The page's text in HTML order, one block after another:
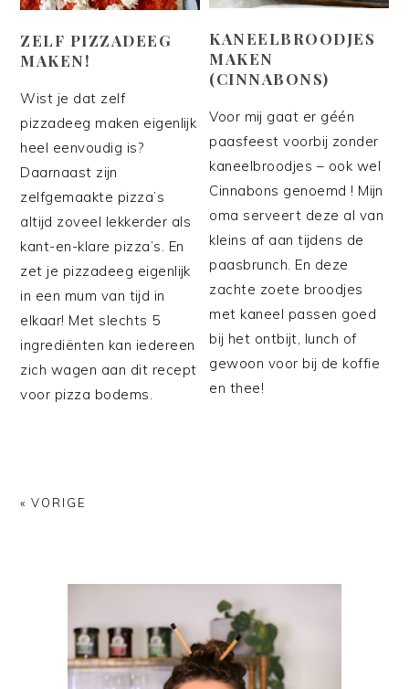
ZELF PIZZADEEG
MAKEN!
Wist je dat zelf
pizzadeeg maken eigenlijk
heel eenvoudig is?
Daarnaast zijn
zelfgemaakte pizza’s
altijd zoveel lekkerder als
kant-en-klare pizza’s. En
zet je pizzadeeg eigenlijk
in een mum van tijd in
elkaar! Met slechts 5
ingrediënten kan iedereen
zich wagen aan dit recept
voor pizza bodems.
KANEELBROODJES
MAKEN
(CINNABONS)
Voor mij gaat er géén
paasfeest voorbij zonder
kaneelbroodjes – ook wel
Cinnabons genoemd ! Mijn
oma serveert deze al van
kleins af aan tijdens de
paasbrunch. En deze
zachte zoete broodjes
met kaneel passen goed
bij het ontbijt, lunch of
gewoon voor bij de koffie
en thee!
« VORIGE